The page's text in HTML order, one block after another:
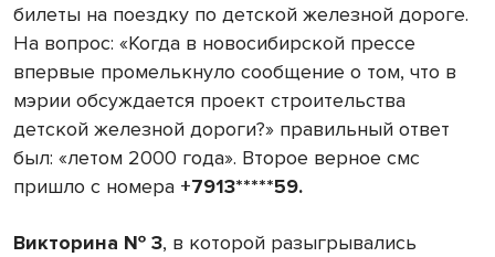
билеты на поездку по детской железной дороге.
На вопрос: «Когда в новосибирской прессе
впервые промелькнуло сообщение о том, что в
мэрии обсуждается проект строительства
детской железной дороги?» правильный ответ
был: «летом 2000 года». Второе верное смс
пришло с номера +7913*****59.
Викторина № 3, в которой разыгрывались